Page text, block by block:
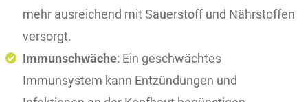
mehr ausreichend mit Sauerstoff und Nährstoffen
versorgt.
Immunschwäche: Ein geschwächtes
Immunsystem kann Entzündungen und